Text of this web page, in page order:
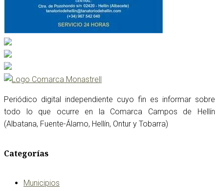
Periódico digital independiente cuyo fin es informar sobre
todo lo que ocurre en la Comarca Campos de Hellín
(Albatana, Fuente-Álamo, Hellín, Ontur y Tobarra)
Categorías
Municipios